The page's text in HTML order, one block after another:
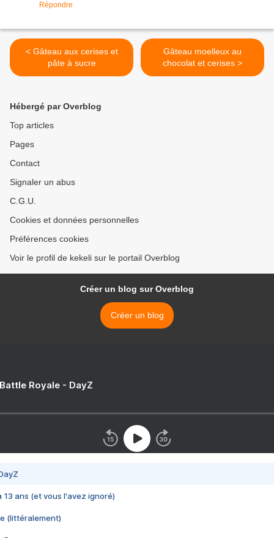
Répondre
< Gâteau aux cerises et
pâte à sucre
Gâteau moelleux au
chocolat et cerises >
Hébergé par Overblog
Top articles
Pages
Contact
Signaler un abus
C.G.U.
Cookies et données personnelles
Préférences cookies
Voir le profil de kekeli sur le portail Overblog
Créer un blog sur Overblog
Créer un blog
Royale - DayZ
13 ans (et vous l'avez ignoré)
(littéralement)